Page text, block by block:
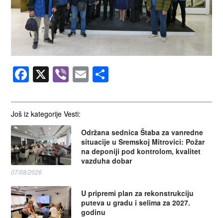
Još iz kategorije Vesti:
Održana sednica Štaba za vanredne
situacije u Sremskoj Mitrovici: Požar
na deponiji pod kontrolom, kvalitet
vazduha dobar
07/08/2026
U pripremi plan za rekonstrukciju
puteva u gradu i selima za 2027.
godinu
Facebook
X ViberEmail